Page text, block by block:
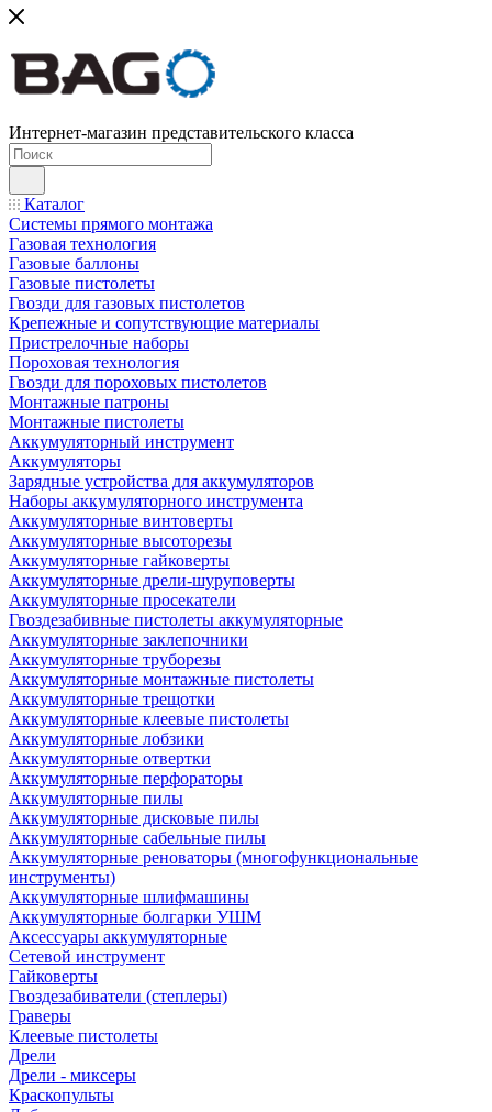
Интернет-магазин представительского класса
Каталог
Системы прямого монтажа
Газовая технология
Газовые баллоны
Газовые пистолеты
Гвозди для газовых пистолетов
Крепежные и сопутствующие материалы
Пристрелочные наборы
Пороховая технология
Гвозди для пороховых пистолетов
Монтажные патроны
Монтажные пистолеты
Аккумуляторный инструмент
Аккумуляторы
Зарядные устройства для аккумуляторов
Наборы аккумуляторного инструмента
Аккумуляторные винтоверты
Аккумуляторные высоторезы
Аккумуляторные гайковерты
Аккумуляторные дрели-шуруповерты
Аккумуляторные просекатели
Гвоздезабивные пистолеты аккумуляторные
Аккумуляторные заклепочники
Аккумуляторные труборезы
Аккумуляторные монтажные пистолеты
Аккумуляторные трещотки
Аккумуляторные клеевые пистолеты
Аккумуляторные лобзики
Аккумуляторные отвертки
Аккумуляторные перфораторы
Аккумуляторные пилы
Аккумуляторные дисковые пилы
Аккумуляторные сабельные пилы
Аккумуляторные реноваторы (многофункциональные
инструменты)
Аккумуляторные шлифмашины
Аккумуляторные болгарки УШМ
Аксессуары аккумуляторные
Сетевой инструмент
Гайковерты
Гвоздезабиватели (степлеры)
Граверы
Клеевые пистолеты
Дрели
Дрели - миксеры
Краскопульты